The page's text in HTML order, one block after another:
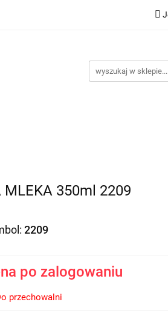
MLEKA 350ml 2209
2209
po zalogowaniu
przechowalni